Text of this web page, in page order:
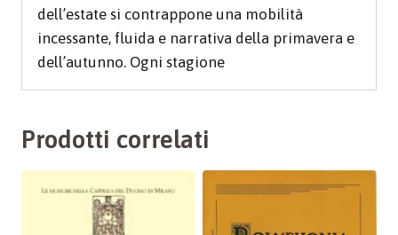
dell’estate si contrappone una mobilità
incessante, fluida e narrativa della primavera e
dell’autunno. Ogni stagione
Prodotti correlati